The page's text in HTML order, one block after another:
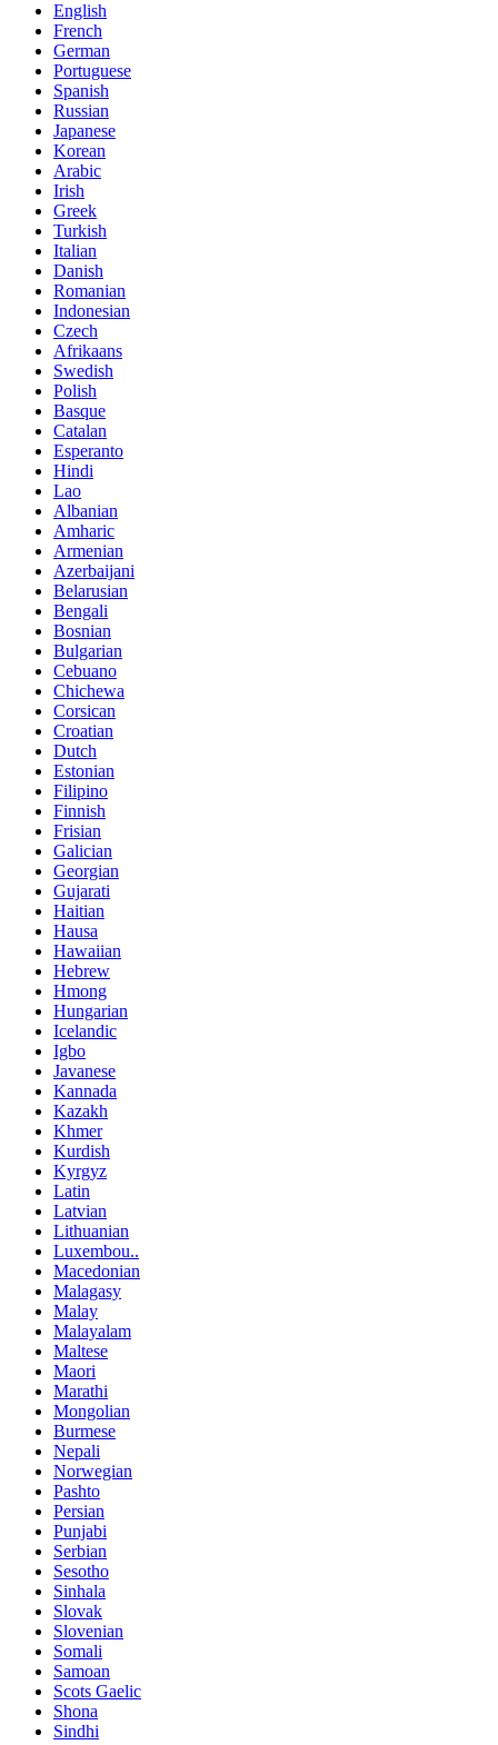
English
French
German
Portuguese
Spanish
Russian
Japanese
Korean
Arabic
Irish
Greek
Turkish
Italian
Danish
Romanian
Indonesian
Czech
Afrikaans
Swedish
Polish
Basque
Catalan
Esperanto
Hindi
Lao
Albanian
Amharic
Armenian
Azerbaijani
Belarusian
Bengali
Bosnian
Bulgarian
Cebuano
Chichewa
Corsican
Croatian
Dutch
Estonian
Filipino
Finnish
Frisian
Galician
Georgian
Gujarati
Haitian
Hausa
Hawaiian
Hebrew
Hmong
Hungarian
Icelandic
Igbo
Javanese
Kannada
Kazakh
Khmer
Kurdish
Kyrgyz
Latin
Latvian
Lithuanian
Luxembou..
Macedonian
Malagasy
Malay
Malayalam
Maltese
Maori
Marathi
Mongolian
Burmese
Nepali
Norwegian
Pashto
Persian
Punjabi
Serbian
Sesotho
Sinhala
Slovak
Slovenian
Somali
Samoan
Scots Gaelic
Shona
Sindhi